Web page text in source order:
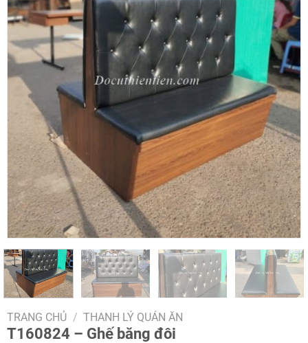
TRANG CHỦ / THANH LÝ QUÁN ĂN
T160824 – Ghế băng đôi